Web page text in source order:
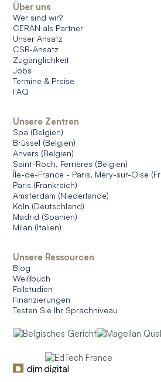
Über uns
Wer sind wir?
CERAN als Partner
Unser Ansatz
CSR-Ansatz
Zugänglichkeit
Jobs
Termine & Preise
FAQ
Unsere Zentren
Spa (Belgien)
Brüssel (Belgien)
Anvers (Belgien)
Saint-Roch, Ferrières (Belgien)
Île-de-France - Paris, Méry-sur-Oise
Paris (Frankreich)
Amsterdam (Niederlande)
Köln (Deutschland)
Madrid (Spanien)
Milan (Italien)
Unsere Ressourcen
Blog
Weißbuch
Fallstudien
Finanzierungen
Testen Sie Ihr Sprachniveau